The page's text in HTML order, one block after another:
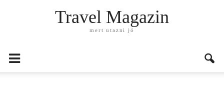
Travel Magazin
mert utazni jó